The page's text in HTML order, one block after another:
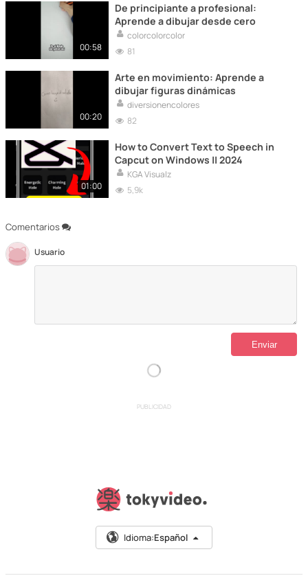
Comentarios
Usuario
00:58
De principiante a profesional:
Aprende a dibujar desde cero
colorcolorcolor
81
00:20
Arte en movimiento: Aprende a
dibujar figuras dinámicas
diversionencolores
82
01:00
How to Convert Text to Speech in
Capcut on Windows || 2024
KGA Visualz
5,9k
PUBLICIDAD
Idioma:Español